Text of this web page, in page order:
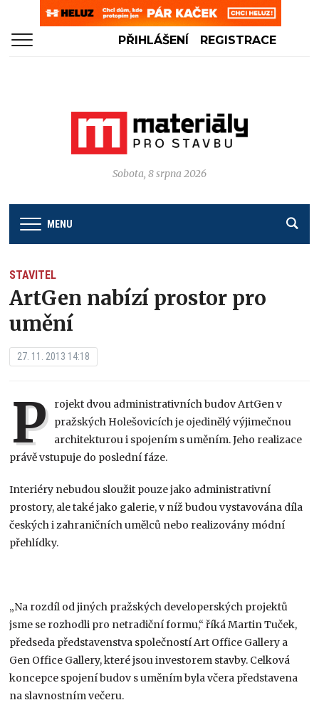
PŘIHLÁŠENÍ REGISTRACE
Sobota, 8 srpna 2026
MENU
STAVITEL
ArtGen nabízí prostor pro
umění
27. 11. 2013 14:18
P rojekt dvou administrativních budov ArtGen v
pražských Holešovicích je ojedinělý výjimečnou
architekturou i spojením s uměním. Jeho realizace
právě vstupuje do poslední fáze.
Interiéry nebudou sloužit pouze jako administrativní
prostory, ale také jako galerie, v níž budou vystavována díla
českých i zahraničních umělců nebo realizovány módní
přehlídky.
„Na rozdíl od jiných pražských developerských projektů
jsme se rozhodli pro netradiční formu,“ říká Martin Tuček,
předseda představenstva společností Art Office Gallery a
Gen Office Gallery, které jsou investorem stavby. Celková
koncepce spojení budov s uměním byla včera představena
na slavnostním večeru.